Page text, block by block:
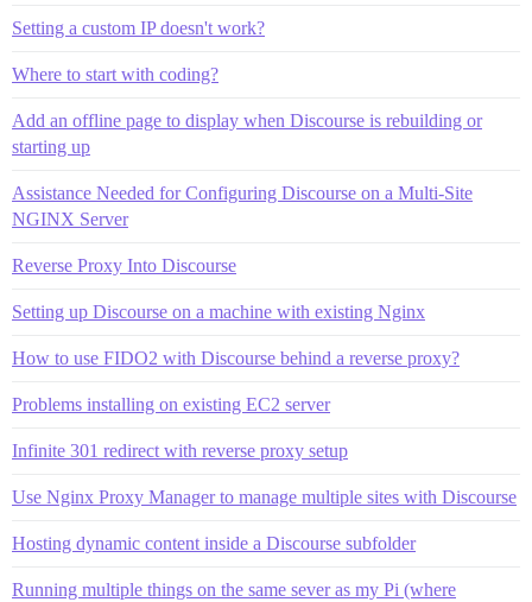
Setting a custom IP doesn't work?
Where to start with coding?
Add an offline page to display when Discourse is rebuilding or
starting up
Assistance Needed for Configuring Discourse on a Multi-Site
NGINX Server
Reverse Proxy Into Discourse
Setting up Discourse on a machine with existing Nginx
How to use FIDO2 with Discourse behind a reverse proxy?
Problems installing on existing EC2 server
Infinite 301 redirect with reverse proxy setup
Use Nginx Proxy Manager to manage multiple sites with Discourse
Hosting dynamic content inside a Discourse subfolder
Running multiple things on the same sever as my Pi (where